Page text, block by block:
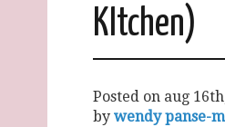
KItchen)
Posted on aug
by wendy panse-